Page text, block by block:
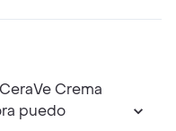
Crema
puedo